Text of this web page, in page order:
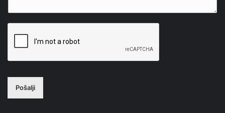
Pošalji